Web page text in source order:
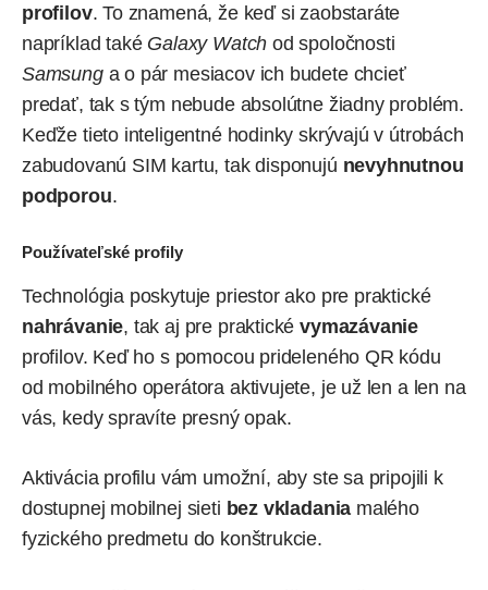
profilov. To znamená, že keď si zaobstaráte
napríklad také Galaxy Watch od spoločnosti
Samsunga o pár mesiacov ich budete chcieť
predať, tak s tým nebude absolútne žiadny problém.
Keďže tieto inteligentné hodinky skrývajú v útrobách
zabudovanú SIM kartu, tak disponujú nevyhnutnou
podporou.
Používateľské profily
Technológia poskytuje priestor ako pre praktické
nahrávanie, tak aj pre praktickévymazávanie
profilov. Keď ho s pomocou prideleného QR kódu
od mobilného operátora aktivujete, je už len a len na
vás, kedy spravíte presný opak.
Aktivácia profilu vám umožní, aby ste sa pripojili k
dostupnej mobilnej sieti bez vkladania malého
fyzického predmetu do konštrukcie.